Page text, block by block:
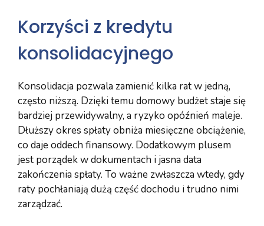
Korzyści z kredytu
konsolidacyjnego
Konsolidacja pozwala zamienić kilka rat w jedną,
często niższą. Dzięki temu domowy budżet staje się
bardziej przewidywalny, a ryzyko opóźnień maleje.
Dłuższy okres spłaty obniża miesięczne obciążenie,
co daje oddech finansowy. Dodatkowym plusem
jest porządek w dokumentach i jasna data
zakończenia spłaty. To ważne zwłaszcza wtedy, gdy
raty pochłaniają dużą część dochodu i trudno nimi
zarządzać.